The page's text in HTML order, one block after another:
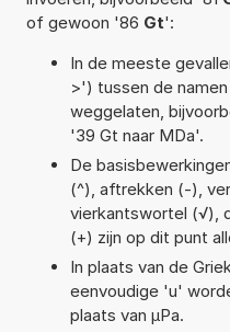
of gewoon '86 Gt':
In de meeste
>') tussen de
weggelaten,
'39 Gt naar MDa'.
De
(^), aftrekken (-),
vierkantswortel (√),
(+) zijn op dit punt
In plaats van de
eenvoudige 'u'
plaats van µPa.